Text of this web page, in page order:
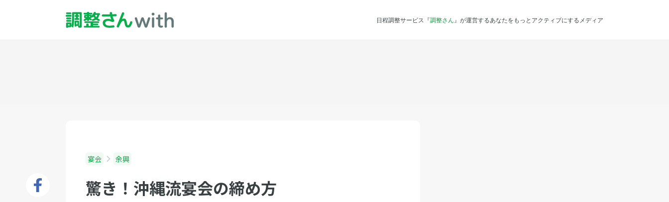
日程調整サービス『調整さん 』が運営するあなたをもっとアクティブにするメディア
宴会 余興
驚き！沖縄流宴会の締め方